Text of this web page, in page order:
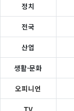
정치
전국
산업
생활·문화
오피니언
TV